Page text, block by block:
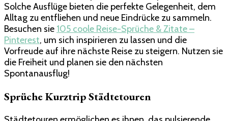
Solche Ausflüge bieten die perfekte Gelegenheit, dem
Alltag zu entfliehen und neue Eindrücke zu sammeln.
Besuchen sie 105 coole Reise-Sprüche & Zitate –
Pinterest, um sich inspirieren zu lassen und die
Vorfreude auf ihre nächste Reise zu steigern. Nutzen sie
die Freiheit und planen sie den nächsten
Spontanausflug!
Sprüche Kurztrip Städtetouren